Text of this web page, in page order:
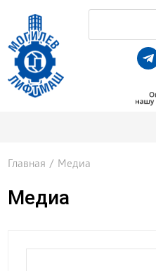
Главная / Медиа
Медиа